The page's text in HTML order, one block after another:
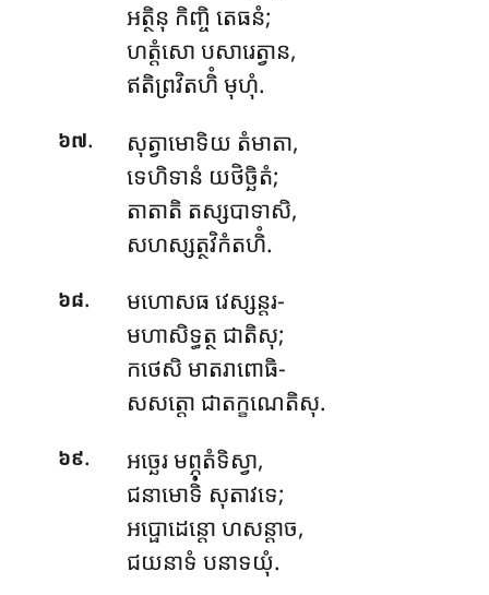
អត្ថិនុ កិញ្ចិ តេធនំ;
ហត្តំសោ បសារេត្វាន,
ឥតិព្រវិតហិំ មុហុំ.
៦៧. សុត្វាមោទិយ តំមាតា,
ទេហិទានំ យថិច្ឆិតំ;
តាតាតិ តស្សបាទាសិ,
សហស្សត្ថវិកំតហិំ.
៦៨.
មហោសធ វេស្សន្តរ-
មហាសិទ្ធត្ថ ជាតិសុ;
កថេសិ មាតរាពោធិ-
សសត្តោ ជាតក្ខណេតិសុ.
៦៩.
អច្ឆេរ មព្ភុតំទិស្វា,
ជនាមោទិំ សុតាវទេ;
អប្ផោដេន្តោ ហសន្តាច,
ជយនាទំ បនាទយុំ.